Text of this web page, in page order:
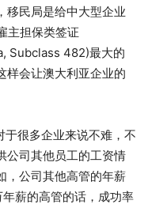
移民局是给中大型企业
主担保类签证
Subclass 482)最大的
样会让澳大利亚企业的
很多企业来说不难，不
公司其他员工的工资情
，公司其他高管的年薪
薪的高管的话，成功率